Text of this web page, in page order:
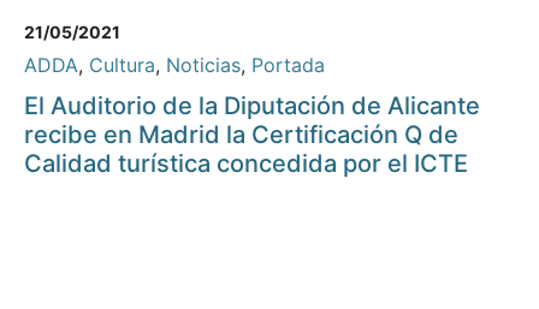
21/05/2021
ADDA, Cultura, Noticias, Portada
El Auditorio de la Diputación de Alicante
recibe en Madrid la Certificación Q de
Calidad turística concedida por el ICTE